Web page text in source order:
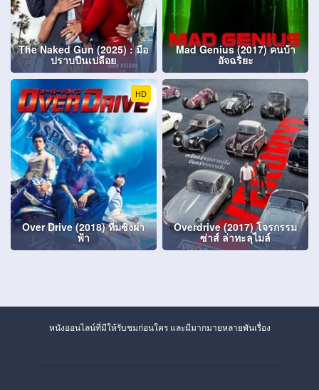
The Naked Gun (2025) : มือ
ปราบปืนเปลือย
Mad Genius (2017) คนบ้า
อัจฉริยะ
HD
Over Drive (2018) ทีมซิ่งผ่า
ฟ้า
Overdrive (2017) โจรกรรม
ซ่าส์ ล่าทะลุไมล์
หนังออนไลน์ที่มีให้รับชมก่อนใคร และมีมากมายหลายพันเรื่อง